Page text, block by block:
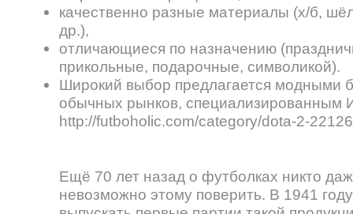
качественно разные материалы (х/б,
др.),
отличающиеся по назначению
прикольные, подарочные, символикой).
Широкий выбор предлагается модными
обычных рынков, специализированным
http://futboholic.com/category/dota-2-
Ещё 70 лет назад о футболках никто
невозможно этому поверить. В 1941